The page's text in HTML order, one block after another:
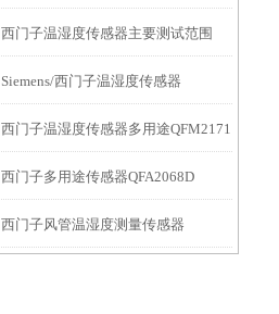
西门子温湿度传感器主要测试范围
Siemens/西门子温湿度传感器
QFM3160
西门子温湿度传感器多用途QFM2171
西门子多用途传感器QFA2068D
西门子风管温湿度测量传感器